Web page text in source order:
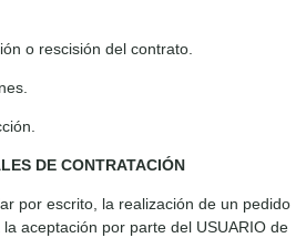
o rescisión del contrato.
DE CONTRATACIÓN
por escrito, la realización de un pedido
aceptación por parte del USUARIO de